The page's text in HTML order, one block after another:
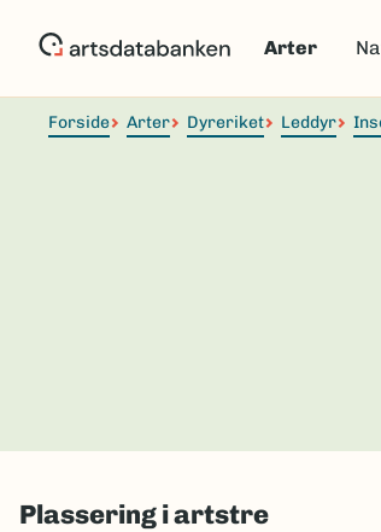
Arter
Forside Arter Dyreriket Leddyr
Plassering i artstre